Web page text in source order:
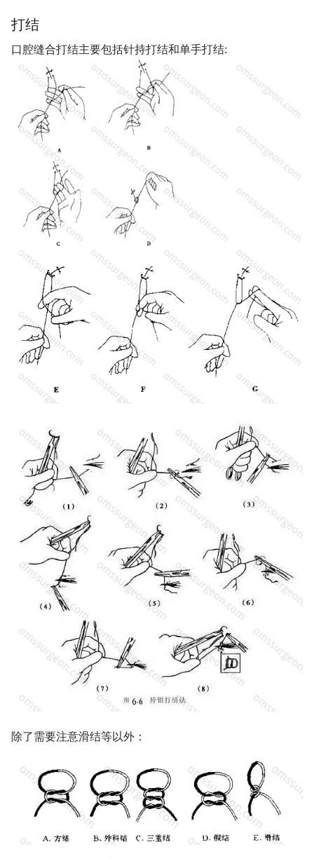
打结
口腔缝合打结主要包括针持打结和单手打结:
除了需要注意滑结等以外：